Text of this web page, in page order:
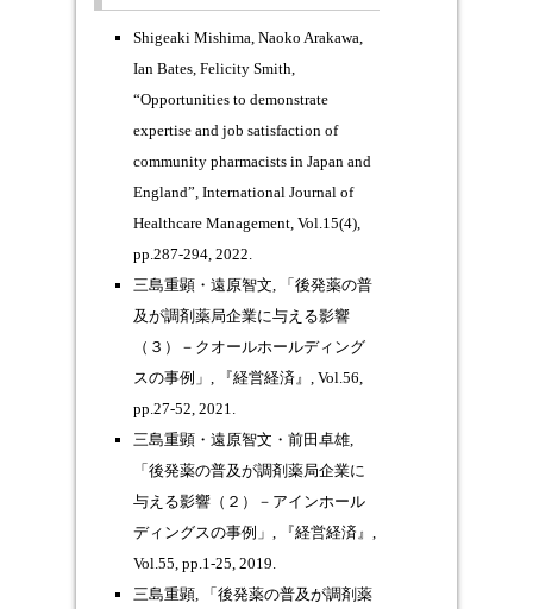
Shigeaki Mishima, Naoko Arakawa,
Ian Bates, Felicity Smith,
“Opportunities to demonstrate
expertise and job satisfaction of
community pharmacists in Japan and
England”, International Journal of
Healthcare Management, Vol.15(4),
pp.287-294, 2022.
三島重顕・遠原智文, 「後発薬の普
及が調剤薬局企業に与える影響
（３）－クオールホールディング
スの事例」, 『経営経済』, Vol.56,
pp.27-52, 2021.
三島重顕・遠原智文・前田卓雄,
「後発薬の普及が調剤薬局企業に
与える影響（２）－アインホール
ディングスの事例」, 『経営経済』,
Vol.55, pp.1-25, 2019.
三島重顕, 「後発薬の普及が調剤薬